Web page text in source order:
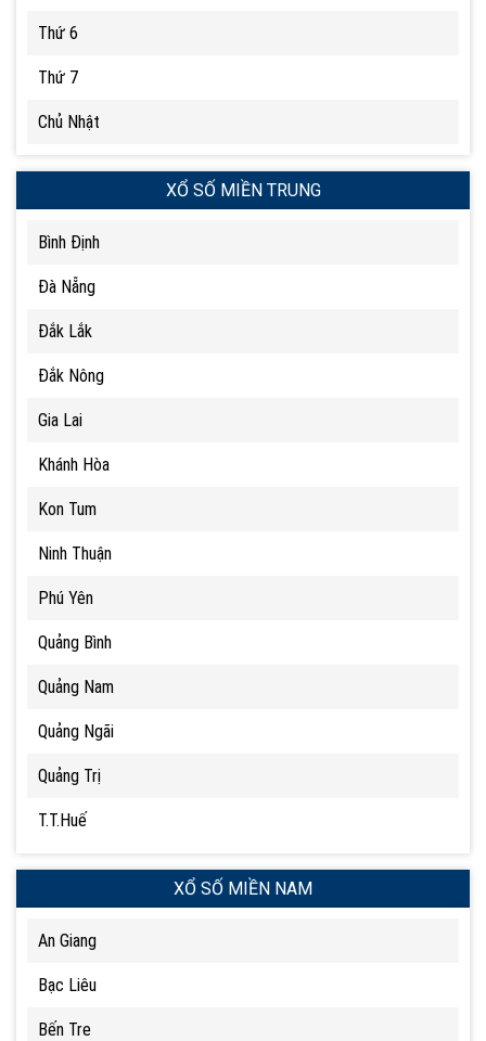
Thứ 6
Thứ 7
Chủ Nhật
XỔ SỐ MIỀN TRUNG
Bình Định
Đà Nẵng
Đắk Lắk
Đắk Nông
Gia Lai
Khánh Hòa
Kon Tum
Ninh Thuận
Phú Yên
Quảng Bình
Quảng Nam
Quảng Ngãi
Quảng Trị
T.T.Huế
XỔ SỐ MIỀN NAM
An Giang
Bạc Liêu
Bến Tre